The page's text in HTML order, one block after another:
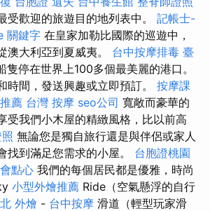
受歡迎的旅遊目的地列表中。 記帳士-
關鍵字 在皇家加勒比國際的巡遊中，
澳大利亞到夏威夷。 台中按摩排毒 臺
隻停在世界上100多個最美麗的港口。
時間，發送興趣或立即預訂。 按摩課
薦 台灣 按摩 seo公司 寬敞而豪華的
受我們小木屋的精緻風格，比以前高
無論您是獨自旅行還是與伴侶或家人
找到滿足您需求的小屋。 台胞證桃園
點心 我們的每個居民都是優雅，時尚
小型外燴推薦 Ride（空氣懸浮的自行
外燴 - 台中按摩 滑道（輕型玩家滑